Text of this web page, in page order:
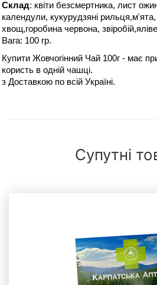
Склад: квіти безсмертника, лист
календули, кукурудзяні рильця,м'ята,
хвощ,горобина червона,
Вага: 100 гр.
Купити Жовчогінний Чай 100г - має
користь в одній чашці.
з Доставкою по всій Україні.
Супутні